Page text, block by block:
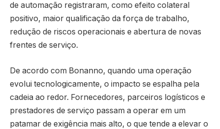
de automação registraram, como efeito colateral
positivo, maior qualificação da força de trabalho,
redução de riscos operacionais e abertura de novas
frentes de serviço.
De acordo com Bonanno, quando uma operação
evolui tecnologicamente, o impacto se espalha pela
cadeia ao redor. Fornecedores, parceiros logísticos e
prestadores de serviço passam a operar em um
patamar de exigência mais alto, o que tende a elevar o